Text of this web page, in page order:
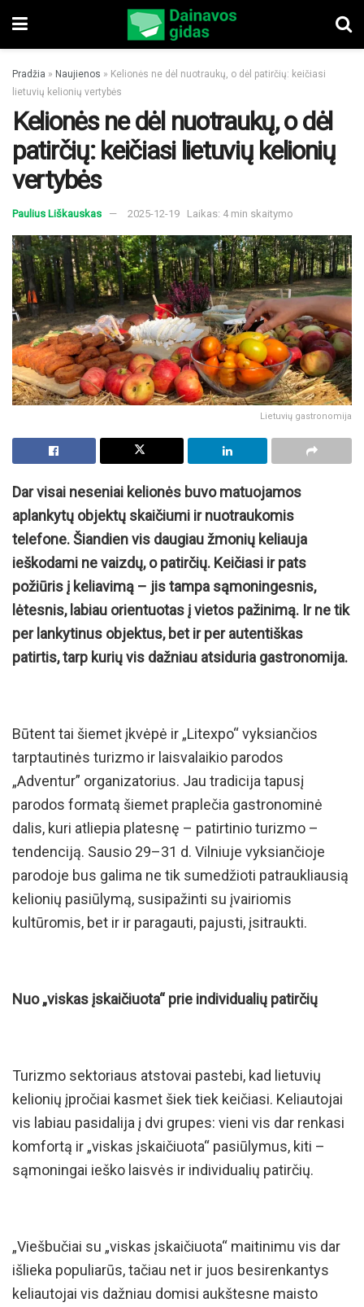
Pradžia » Naujienos » Kelionės ne dėl nuotraukų, o dėl patirčių: keičiasi
lietuvių kelionių vertybės
Kelionės ne dėl nuotraukų, o dėl
patirčių: keičiasi lietuvių kelionių
vertybės
Paulius Liškauskas 2025-12-19 Laikas: 4 min skaitymo
Lietuvių gastronomija
Dar visai neseniai kelionės buvo matuojamos
aplankytų objektų skaičiumi ir nuotraukomis
telefone. Šiandien vis daugiau žmonių keliauja
ieškodami ne vaizdų, o patirčių. Keičiasi ir pats
požiūris į keliavimą – jis tampa sąmoningesnis,
lėtesnis, labiau orientuotas į vietos pažinimą. Ir ne tik
per lankytinus objektus, bet ir per autentiškas
patirtis, tarp kurių vis dažniau atsiduria gastronomija.
Būtent tai šiemet įkvėpė ir „Litexpo“ vyksiančios
tarptautinės turizmo ir laisvalaikio parodos
„Adventur” organizatorius. Jau tradicija tapusį
parodos formatą šiemet praplečia gastronominė
dalis, kuri atliepia platesnę – patirtinio turizmo –
tendenciją. Sausio 29–31 d. Vilniuje vyksiančioje
parodoje bus galima ne tik sumedžioti patraukliausią
kelionių pasiūlymą, susipažinti su įvairiomis
kultūromis, bet ir ir paragauti, pajusti, įsitraukti.
Nuo „viskas įskaičiuota“ prie individualių patirčių
Turizmo sektoriaus atstovai pastebi, kad lietuvių
kelionių įpročiai kasmet šiek tiek keičiasi. Keliautojai
vis labiau pasidalija į dvi grupes: vieni vis dar renkasi
komfortą ir „viskas įskaičiuota“ pasiūlymus, kiti –
sąmoningai ieško laisvės ir individualių patirčių.
„Viešbučiai su „viskas įskaičiuota“ maitinimu vis dar
išlieka populiarūs, tačiau net ir juos besirenkantys
keliautojai vis dažniau domisi aukštesne maisto